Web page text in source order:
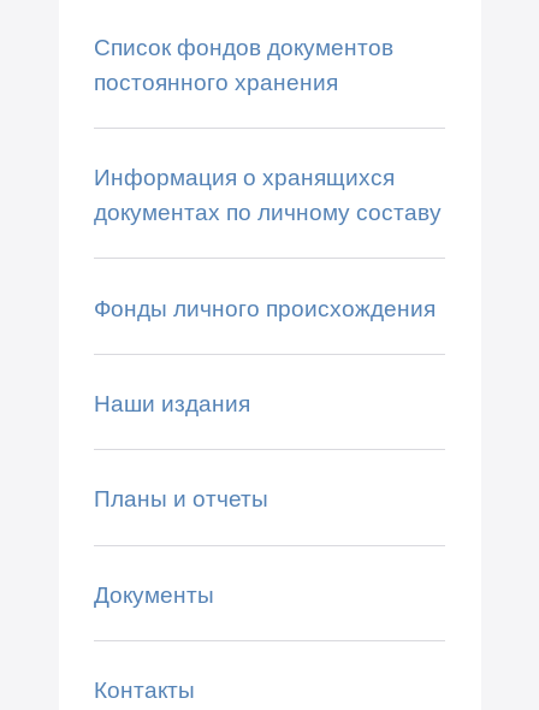
Список фондов документов
постоянного хранения
Информация о хранящихся
документах по личному составу
Фонды личного происхождения
Наши издания
Планы и отчеты
Документы
Контакты